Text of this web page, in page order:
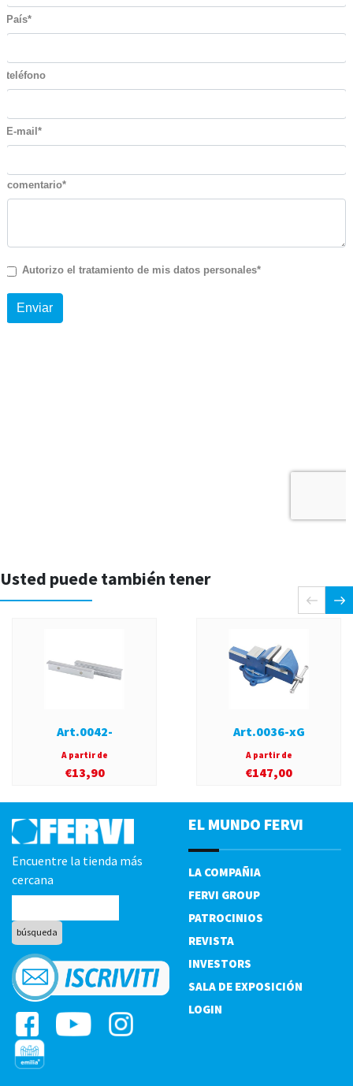
Usted puede también tener
Art.0042-
A partir de
€13,90
Art.0036-xG
A partir de
€147,00
Encuentre la tienda más
cercana
EL MUNDO FERVI
LA COMPAÑIA
FERVI GROUP
PATROCINIOS
REVISTA
INVESTORS
SALA DE EXPOSICIÓN
LOGIN